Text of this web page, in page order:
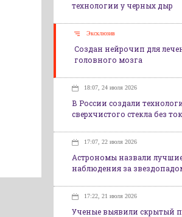
технологии у черных дыр
Эксклюзив
Создан нейрочип для
головного мозга
18:07, 24 июля 2026
В России создали
сверхчистого стекла без
17:07, 22 июля 2026
Астрономы назвали
наблюдения за
17:22, 21 июля 2026
Ученые выявили скрытый